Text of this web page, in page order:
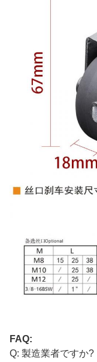
FAQ:
Q: 製造業者ですか